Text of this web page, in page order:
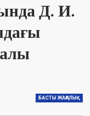
Д. И.
БАСТЫ ЖАҢАЛЫҚ